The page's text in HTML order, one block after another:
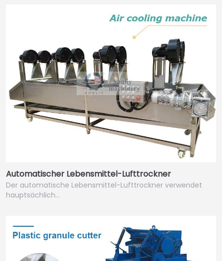
Automatischer Lebensmittel-Lufttrockner
Der automatische Lebensmittel-Lufttrockner verwendet
hauptsächlich…